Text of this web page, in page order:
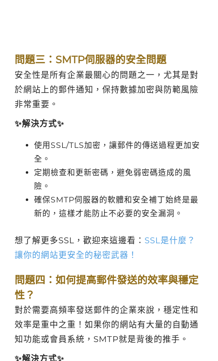
問題三：SMTP伺服器的安全問題
安全性是所有企業最關心的問題之一，尤其是對
於網站上的郵件通知，保持數據加密與防範風險
非常重要。
✨解決方式✨
使用SSL/TLS加密，讓郵件的傳送過程更加安
全。
定期檢查和更新密碼，避免弱密碼造成的風
險。
確保SMTP伺服器的軟體和安全補丁始終是最
新的，這樣才能防止不必要的安全漏洞。
想了解更多SSL，歡迎來這邊看： SSL是什麼？
讓你的網站更安全的秘密武器！
問題四：如何提高郵件發送的效率與穩定
性？
對於需要高頻率發送郵件的企業來說，穩定性和
效率是重中之重！如果你的網站有大量的自動通
知功能或會員系統，SMTP就是背後的推手。
✨解決方式✨